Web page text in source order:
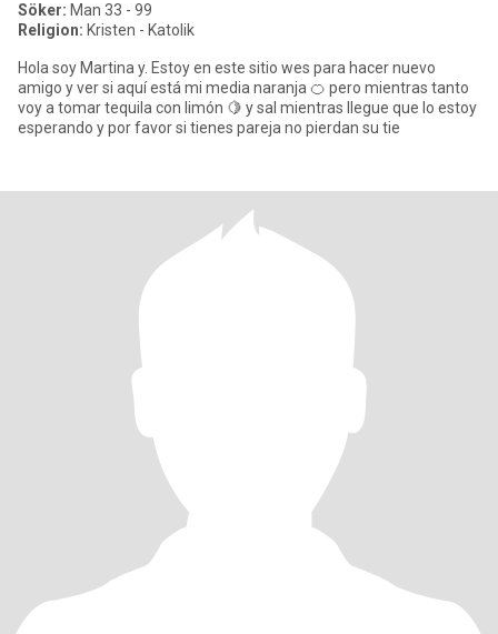
Söker: Man 33 - 99
Religion: Kristen - Katolik
Hola soy Martina y. Estoy en este sitio wes para hacer nuevo
amigo y ver si aquí está mi media naranja 🍊 pero mientras tanto
voy a tomar tequila con limón 🍋 y sal mientras llegue que lo estoy
esperando y por favor si tienes pareja no pierdan su tie